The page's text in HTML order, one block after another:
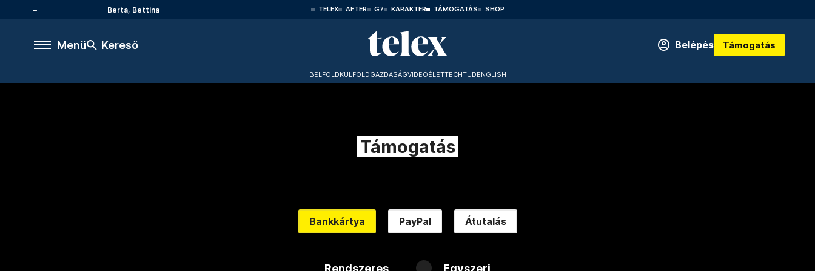
Berta, Bettina TELEX AFTER G7 KARAKTER TÁMOGATÁS SHOP
Menü Kereső Belépés Támogatás
BELFÖLDKÜLFÖLDGAZDASÁGVIDEÓÉLETTECHTUDENGLISH
Támogatás
Bankkártya PayPal Átutalás
Rendszeres Egyszeri